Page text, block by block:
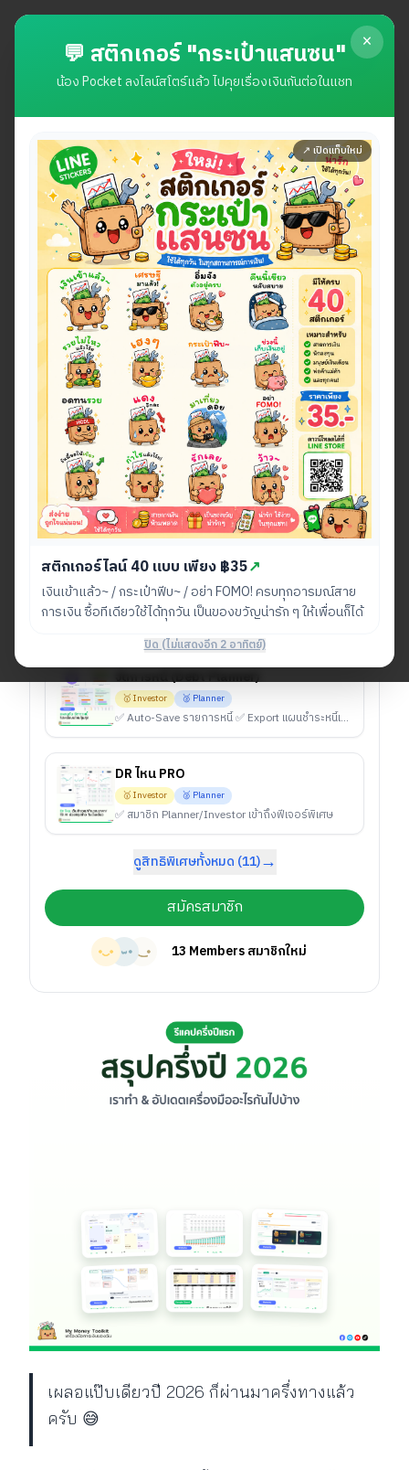
×
💬 สติกเกอร์ "กระเป๋าแสนซน"
น้อง Pocket ลงไลน์สโตร์แล้ว ไปคุยเรื่องเงินกันต่อในแชท
↗ เปิดแท็บใหม่
สติกเกอร์ไลน์ 40 แบบ เพียง ฿35↗
เงินเข้าแล้ว~ / กระเป๋าฟีบ~ / อย่า FOMO! ครบทุกอารมณ์สาย
การเงิน ซื้อทีเดียวใช้ได้ทุกวัน เป็นของขวัญน่ารัก ๆ ให้เพื่อนก็ได้
ปิด (ไม่แสดงอีก 2 อาทิตย์)
My Money Toolkit | เครื่องมือการเงิน
เข้าสู่
ระบบ
General Personal Finance Investment Tax Blog
สรุปครึ่งปี 2026 เราทำอะไรกัน
ไปบ้าง
07/07/2026 123views Share :
ช้อปให้ทิป สนับสนุน
ช่วยคนที่อยากจัดการเงิน ให้เหมือนมีนักวางแผน
การเงินส่วนตัว
ผ่านเครื่องมือที่ช่วยจัดการทุกเรื่องของเงิน ตั้งแต่รายรับราย
จ่ายหนี้การลงทุนจนถึง
การเกษียณ
เริ่มต้นเพียง 60 บาท/เดือน
หรือเลือก Investor 100 บาท/เดือน สำหรับผู้ที่ต้องการเครื่อง
มือวางแผนและวิเคราะห์การลงทุนที่ครบยิ่งขึ้น
ทั้งหมด 🥈 Planner 🥇 Investor
🪿 Alpha
🦦 Market Maker
☕ All Supporter
แพลนตัง PAY (จัดการรายจ่าย)
🥇 Investor 🥈 Planner
✅ Export/Import ข้อมูล (CSV & JSON) จัดการข้อมูลข้ามอุปกรณ์ ✅ จดโน้ตเหตุผลในแผนลดรายจ่ายได้
🥇 Investor 🥈 Planner
✅ Auto-Save รายการหนี้ ✅ Export แผนชำระหนี้เป็น Excel (Snowball/Avalanche/Hybrid)
DR ไหน PRO
🥇 Investor 🥈 Planner
✅ สมาชิก Planner/Investor เข้าถึงฟีเจอร์พิเศษ
ดูสิทธิพิเศษทั้งหมด (11)→
สมัครสมาชิก
13 Members สมาชิกใหม่
เผลอแป๊บเดียวปี 2026 ก็ผ่านมาครึ่งทางแล้ว
ครับ 😅